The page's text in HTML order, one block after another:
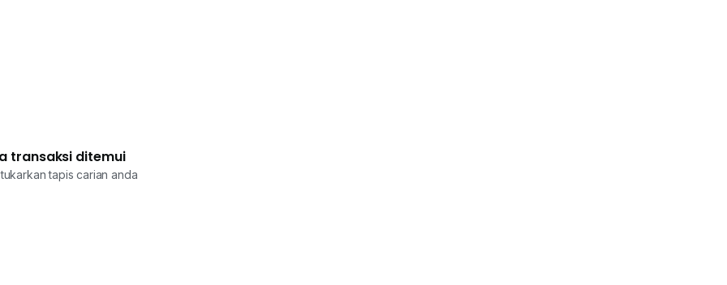
transaksi ditemui
tapis carian anda